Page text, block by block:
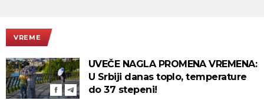
VREME
UVEČE NAGLA PROMENA VREMENA:
U Srbiji danas toplo, temperature
do 37 stepeni!